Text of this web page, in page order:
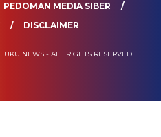
PEDOMAN MEDIA SIBER
DISCLAIMER
NEWS - ALL RIGHTS RESERVED